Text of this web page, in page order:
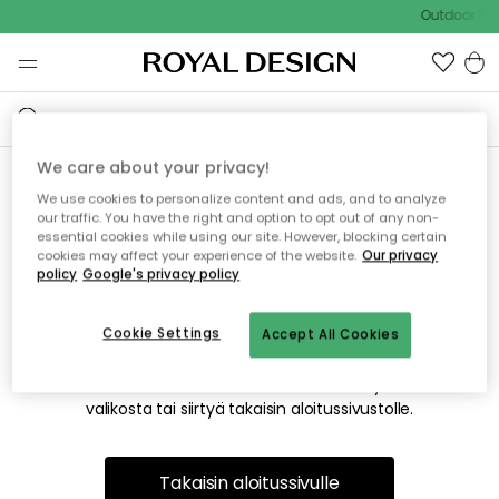
Outdoor
Emme valitettavasti löydä
etsimääsi sivua
Tämä voi johtua siitä, että sivua ei enää ole tai siitä, että se
on siirretty muualle. Pahoittelemme tästä mahdollisesti
valikosta tai siirtyä takaisin aloitussivustolle.
Takaisin aloitussivulle
We care about your privacy!
We use cookies to personalize content and ads, and to analyze
our traffic. You have the right and option to opt out of any non-
essential cookies while using our site. However, blocking certain
cookies may affect your experience of the website. Our privacy
policy Google's privacy policy
Accept All Cookies
Cookie Settings